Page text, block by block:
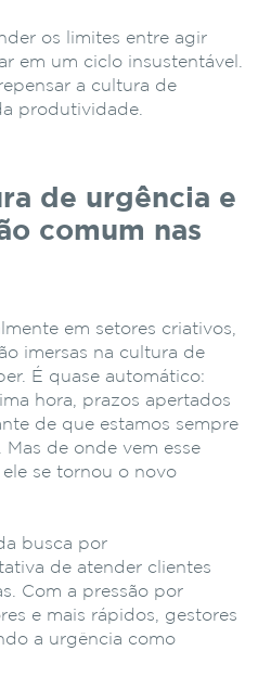
os limites entre agir
em um ciclo insustentável.
a cultura de
produtividade.
de urgência e
comum nas
em setores criativos,
imersas na cultura de
É quase automático:
hora, prazos apertados
de que estamos sempre
de onde vem esse
se tornou o novo
busca por
de atender clientes
Com a pressão por
e mais rápidos, gestores
a urgência como